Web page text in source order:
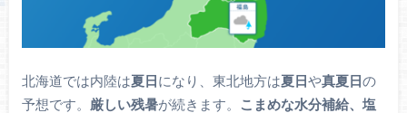
北海道では内陸は夏日になり、東北地方は夏日や真夏日の
予想です。 厳しい残暑が続きます。
こまめな水分補給、塩